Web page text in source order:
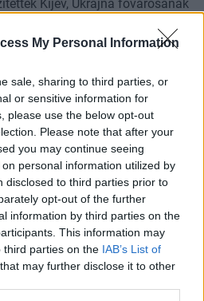
My Personal Information
sale, sharing to third parties, or
or sensitive information for
please use the below opt-out
Please note that after your
you may continue seeing
personal information utilized by
disclosed to third parties prior to
opt-out of the further
information by third parties on the
This information may
third parties on the IAB’s List of
that may further disclose it to other
is – írja több orosz híroldal.
át a területén az Ukrajnának
a Reuters szerint. Az
Harkov lakónegyedeire,
az elmúlt órák történéseivel
olvashatók.
Kijev, Ukrajna fővárosának
Dániel
gyengélkedő oroszok,
Nézzük a tényeket